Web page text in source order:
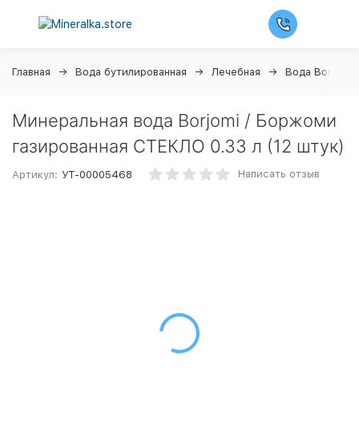
Главная Вода бутилированная Лечебная Вода Borjomi
Минеральная вода Borjomi / Боржоми
газированная СТЕКЛО 0.33 л (12 штук)
Артикул: УТ-00005468 Написать отзыв